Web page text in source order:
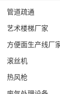
管道疏通
艺术楼梯厂家
方便面生产线厂
滚丝机
热风枪